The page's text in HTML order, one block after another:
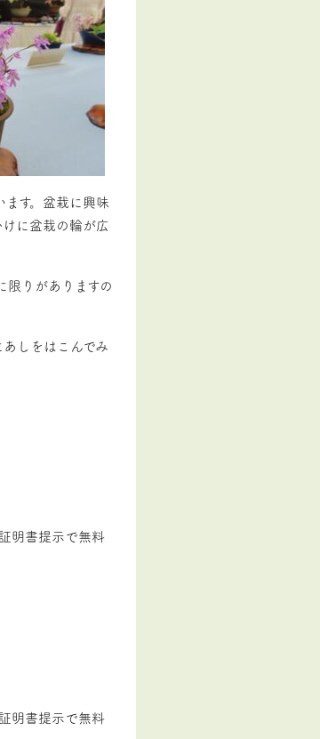
す。盆栽に興味
に盆栽の輪が広
限りがありますの
しをはこんでみ
明書提示で無料
明書提示で無料